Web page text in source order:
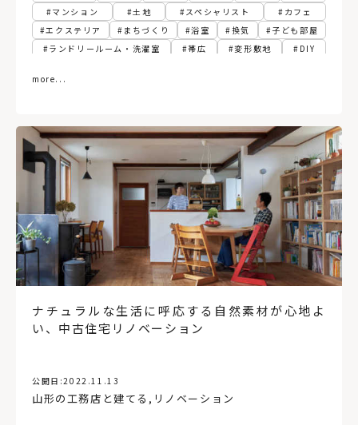
マンション
土地 スペシャリスト
カフェ
エクステリア
まちづくり 浴室 換気
子ども部屋
ランドリールーム・洗濯室
帯広 変形敷地
DIY
建て替え
テレワーク
RC（コンクリート）造
ペンダントライト
土間
インダストリアル 函館
規格住宅・企画住宅
北から目線
ファミリークローゼット
自然素材
札幌市
木造建築 パッシブ換気
非住宅
ビルトインガレージ
新築 リフォーム
住宅ローン
デンマーク
オホーツク 高性能住宅
福島県
小上がり
暖房 店舗併用住宅 飾り棚
古民家再生
造作棚
工務店経営 床 変形地 ペット
ロフト
中庭
コンクリートブロック造 後志
オフィス
東川町
イベント 日高 30坪以下
公共施設
アルヴァ・アアルト
複合施設
お金の話
動線計画
セイナヨキ
読解力 農伯 犬と暮らす
more...
ナチュラルな生活に呼応する自然素材が心地よ
い、中古住宅リノベーション
公開日:2022.11.13
山形の工務店と建てる , リノベーション